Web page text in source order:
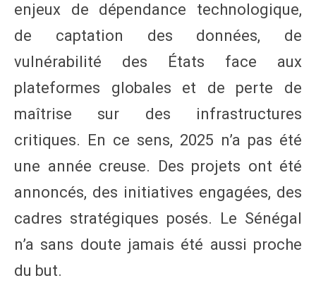
enjeux de dépendance technologique,
de captation des données, de
vulnérabilité des États face aux
plateformes globales et de perte de
maîtrise sur des infrastructures
critiques. En ce sens, 2025 n’a pas été
une année creuse. Des projets ont été
annoncés, des initiatives engagées, des
cadres stratégiques posés. Le Sénégal
n’a sans doute jamais été aussi proche
du but.